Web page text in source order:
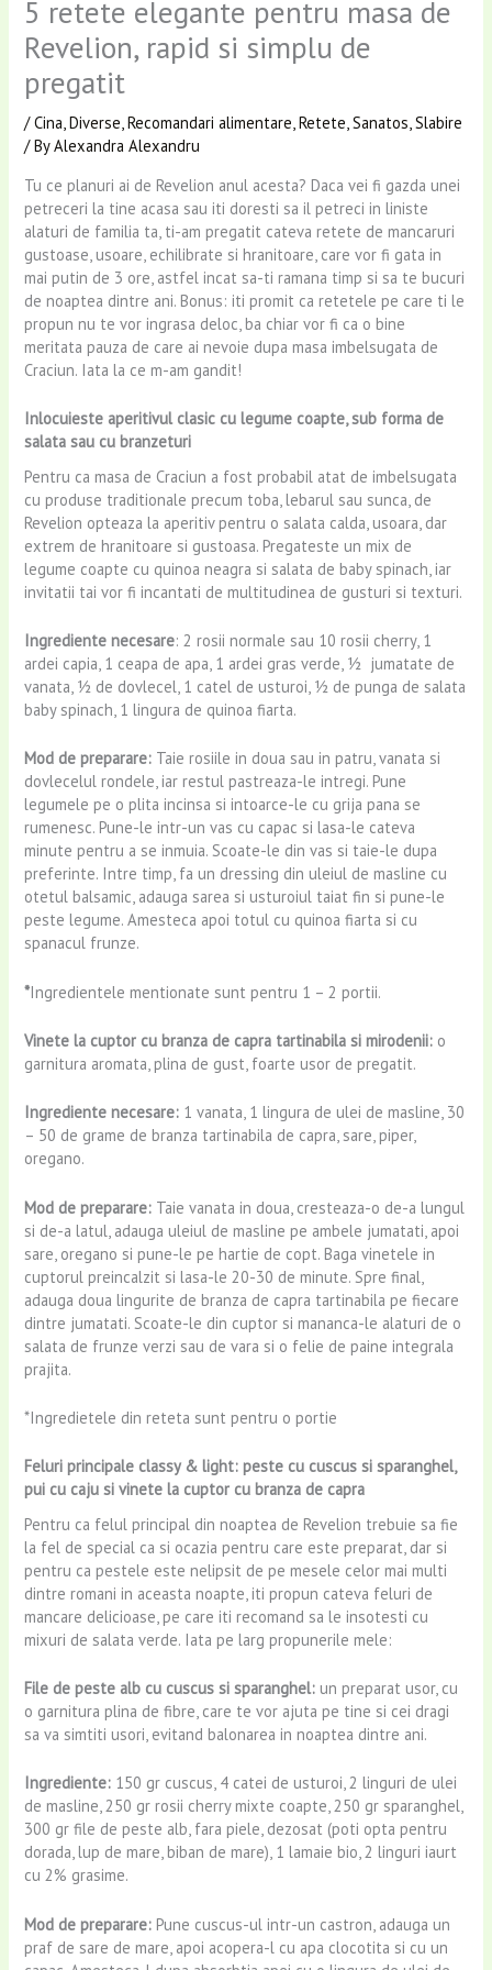
5 retete elegante pentru masa de
Revelion, rapid si simplu de
pregatit
/Cina,Diverse,Recomandari alimentare,Retete,Sanatos,Slabire
/ ByAlexandra Alexandru
Tu ce planuri ai de Revelion anul acesta? Daca vei fi gazda unei
petreceri la tine acasa sau iti doresti sa il petreci in liniste
alaturi de familia ta, ti-am pregatit cateva retete de mancaruri
gustoase, usoare, echilibrate si hranitoare, care vor fi gata in
mai putin de 3 ore, astfel incat sa-ti ramana timp si sa te bucuri
de noaptea dintre ani. Bonus: iti promit ca retetele pe care ti le
propun nu te vor ingrasa deloc, ba chiar vor fi ca o bine
meritata pauza de care ai nevoie dupa masa imbelsugata de
Craciun. Iata la ce m-am gandit!
Inlocuieste aperitivul clasic cu legume coapte, sub forma de
salata sau cu branzeturi
Pentru ca masa de Craciun a fost probabil atat de imbelsugata
cu produse traditionale precum toba, lebarul sau sunca, de
Revelion opteaza la aperitiv pentru o salata calda, usoara, dar
extrem de hranitoare si gustoasa. Pregateste un mix de
legume coapte cu quinoa neagra si salata de baby spinach, iar
invitatii tai vor fi incantati de multitudinea de gusturi si texturi.
Ingrediente necesare: 2 rosii normale sau 10 rosii cherry, 1
ardei capia, 1 ceapa de apa, 1 ardei gras verde, ½ jumatate de
vanata, ½ de dovlecel, 1 catel de usturoi, ½ de punga de salata
baby spinach, 1 lingura de quinoa fiarta.
Mod de preparare: Taie rosiile in doua sau in patru, vanata si
dovlecelul rondele, iar restul pastreaza-le intregi. Pune
legumele pe o plita incinsa si intoarce-le cu grija pana se
rumenesc. Pune-le intr-un vas cu capac si lasa-le cateva
minute pentru a se inmuia. Scoate-le din vas si taie-le dupa
preferinte. Intre timp, fa un dressing din uleiul de masline cu
otetul balsamic, adauga sarea si usturoiul taiat fin si pune-le
peste legume. Amesteca apoi totul cu quinoa fiarta si cu
spanacul frunze.
*Ingredientele mentionate sunt pentru 1 – 2 portii.
Vinete la cuptor cu branza de capra tartinabila si mirodenii: o
garnitura aromata, plina de gust, foarte usor de pregatit.
Ingrediente necesare: 1 vanata, 1 lingura de ulei de masline, 30
– 50 de grame de branza tartinabila de capra, sare, piper,
oregano.
Mod de preparare: Taie vanata in doua, cresteaza-o de-a lungul
si de-a latul, adauga uleiul de masline pe ambele jumatati, apoi
sare, oregano si pune-le pe hartie de copt. Baga vinetele in
cuptorul preincalzit si lasa-le 20-30 de minute. Spre final,
adauga doua lingurite de branza de capra tartinabila pe fiecare
dintre jumatati. Scoate-le din cuptor si mananca-le alaturi de o
salata de frunze verzi sau de vara si o felie de paine integrala
prajita.
*Ingredietele din reteta sunt pentru o portie
Feluri principale classy & light: peste cu cuscus si sparanghel,
pui cu caju si vinete la cuptor cu branza de capra
Pentru ca felul principal din noaptea de Revelion trebuie sa fie
la fel de special ca si ocazia pentru care este preparat, dar si
pentru ca pestele este nelipsit de pe mesele celor mai multi
dintre romani in aceasta noapte, iti propun cateva feluri de
mancare delicioase, pe care iti recomand sa le insotesti cu
mixuri de salata verde. Iata pe larg propunerile mele:
File de peste alb cu cuscus si sparanghel:un preparat usor, cu
o garnitura plina de fibre, care te vor ajuta pe tine si cei dragi
sa va simtiti usori, evitand balonarea in noaptea dintre ani.
Ingrediente: 150 gr cuscus, 4 catei de usturoi, 2 linguri de ulei
de masline, 250 gr rosii cherry mixte coapte, 250 gr sparanghel,
300 gr file de peste alb, fara piele, dezosat (poti opta pentru
dorada, lup de mare, biban de mare), 1 lamaie bio, 2 linguri iaurt
cu 2% grasime.
Mod de preparare:Pune cuscus-ul intr-un castron, adauga un
praf de sare de mare, apoi acopera-l cu apa clocotita si cu un